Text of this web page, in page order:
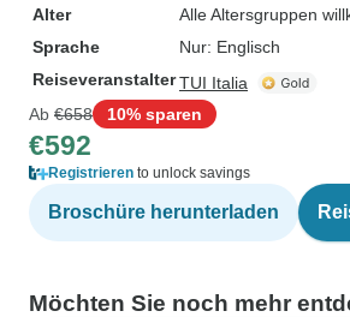
Alter
Alle Altersgruppen
Sprache
Nur: Englisch
ReiseveranstalterTUI Italia
Ab €658 10% sparen
€592
Registrieren to unlock savings
Broschüre herunterladen
Möchten Sie noch mehr